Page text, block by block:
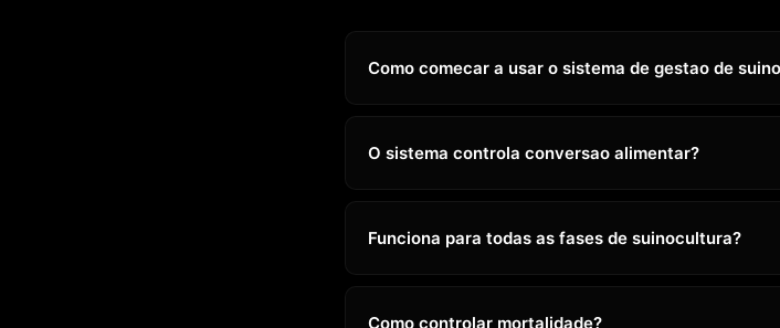
Como comecar a usar o sistema de gestao de
O sistema controla conversao alimentar?
Funciona para todas as fases de suinocultura?
Como controlar mortalidade?